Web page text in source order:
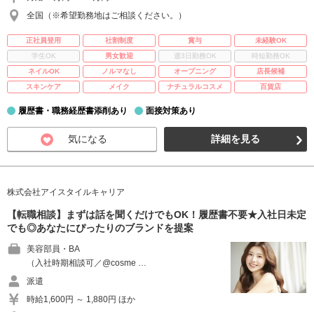
全国（※希望勤務地はご相談ください。）
正社員登用 社割制度 賞与
未経験OK
学生OK
男女歓迎 週3日勤務OK
時短勤務OK
ネイルOK
ノルマなし オープニング
店長候補
スキンケア
メイク ナチュラルコスメ 百貨店
履歴書・職務経歴書添削あり 面接対策あり
気になる 詳細を見る
株式会社アイスタイルキャリア
【転職相談】まずは話を聞くだけでもOK！履歴書不要★入社日未定
でも◎あなたにぴったりのブランドを提案
美容部員・BA
（入社時期相談可／@cosme …
派遣
時給1,600円 ～ 1,880円 ほか